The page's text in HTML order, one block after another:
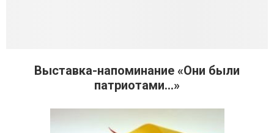
Выставка-напоминание «Они были
патриотами…»